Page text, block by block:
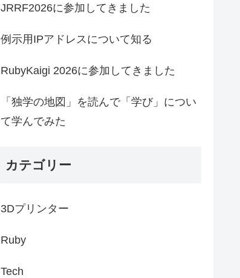
JRRF2026に参加してきました
例示用IPアドレスについて知る
RubyKaigi 2026に参加してきました
「独学の地図」を読んで「学び」につい
て学んでみた
カテゴリー
3Dプリンター
Ruby
Tech